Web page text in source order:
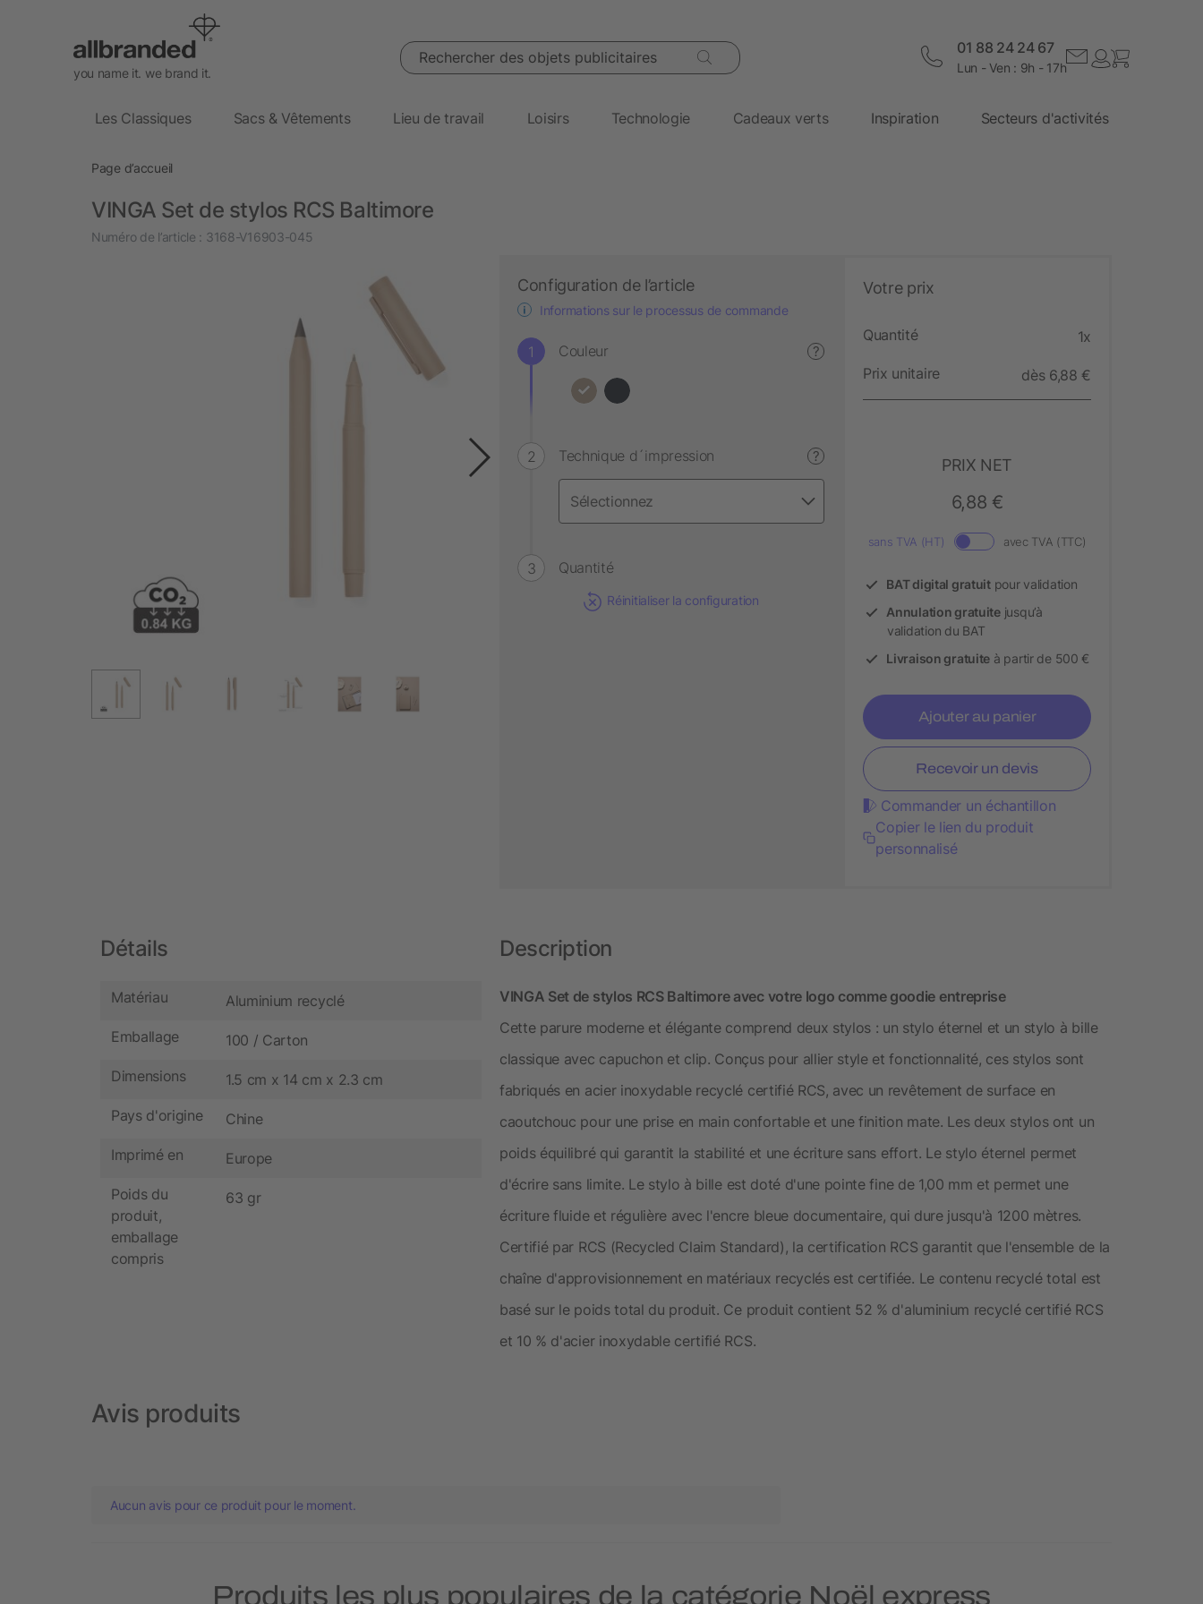
you name it. we brand it.
Rechercher des objets publicitaires 01 88 24 24 67
Lun - Ven : 9h - 17h
Les Classiques Sacs & Vêtements Lieu de travail Loisirs Technologie Cadeaux verts Inspiration Secteurs d'activités
Page d’accueil
VINGA Set de stylos RCS Baltimore
Numéro de l’article : 3168-V16903-045
Configuration de l’article
Informations sur le processus de commande
Couleur ?
Technique d´impression ?
Quantité
Réinitialiser la configuration
Votre prix
Quantité 1x
Prix unitaire dès 6,88 €
PRIX NET
6,88 €
sans TVA (HT) avec TVA (TTC)
BAT digital gratuitpour validation
Annulation gratuitejusqu’à
validation du BAT
Livraison gratuite à partir de 500 €
Ajouter au panier
Recevoir un devis
Commander un échantillon
Copier le lien du produit
personnalisé
Détails
Matériau Aluminium recyclé
Emballage 100 / Carton
Dimensions 1.5 cm x 14 cm x 2.3 cm
Pays d'origine Chine
Imprimé en Europe
Poids du
produit,
emballage
compris
63 gr
Description
VINGA Set de stylos RCS Baltimore avec votre logo comme goodie entreprise
Cette parure moderne et élégante comprend deux stylos : un stylo éternel et un stylo à bille
classique avec capuchon et clip. Conçus pour allier style et fonctionnalité, ces stylos sont
fabriqués en acier inoxydable recyclé certifié RCS, avec un revêtement de surface en
caoutchouc pour une prise en main confortable et une finition mate. Les deux stylos ont un
poids équilibré qui garantit la stabilité et une écriture sans effort. Le stylo éternel permet
d'écrire sans limite. Le stylo à bille est doté d'une pointe fine de 1,00 mm et permet une
écriture fluide et régulière avec l'encre bleue documentaire, qui dure jusqu'à 1200 mètres.
Certifié par RCS (Recycled Claim Standard), la certification RCS garantit que l'ensemble de la
chaîne d'approvisionnement en matériaux recyclés est certifiée. Le contenu recyclé total est
basé sur le poids total du produit. Ce produit contient 52 % d'aluminium recyclé certifié RCS
et 10 % d'acier inoxydable certifié RCS.
Avis produits
Aucun avis pour ce produit pour le moment.
Produits les plus populaires de la catégorie Noël express